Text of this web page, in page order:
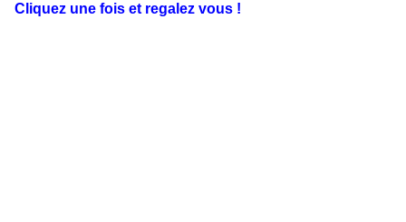
Cliquez une fois et regalez vous !